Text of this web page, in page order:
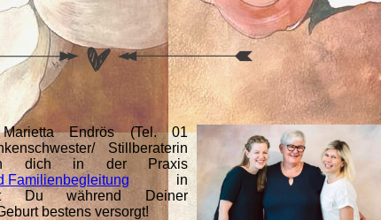
Endrös (Tel. 01
Stillberaterin
dich in der Praxis
Familienbegleitung in
Du während Deiner
bestens versorgt!